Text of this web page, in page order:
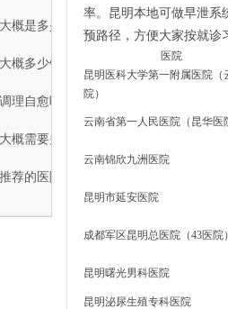
概是多少
概多少钱
理自愈吗
概需要多少钱
荐的医院
率。昆明本地可做早泄系
预路径，方便大家按就诊
医院
昆明医科大学第一附属医院（
院）
云南省第一人民医院（昆华医
云南锦欣九洲医院
昆明市延安医院
成都军区昆明总医院（43医院）
昆明曙光男科医院
昆明泌尿生殖专科医院